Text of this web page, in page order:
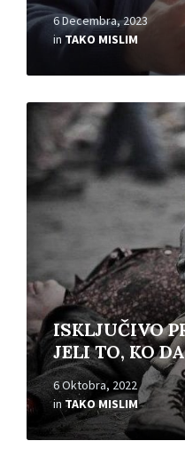
6 Decembra, 2023
inTAKO MISLIM
ISKLJUČIVO
JELI TO, KO
6 Oktobra, 2022
in TAKO MISLIM
Read